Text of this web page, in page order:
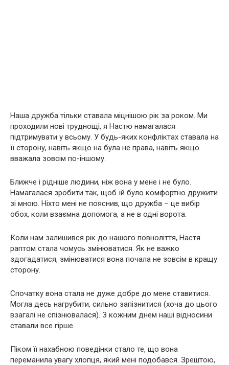
Наша дружба тільки ставала міцнішою рік за роком. Ми
проходили нові труднощі, я Настю намагалася
підтримувати у всьому. У будь-яких конфліктах ставала на
її сторону, навіть якщо на була не права, навіть якщо
вважала зовсім по-іншому.
Ближче і рідніше людини, ніж вона у мене і не було.
Намагалася зробити так, щоб їй було комфортно дружити
зі мною. Ніхто мені не пояснив, що дружба – це вибір
обох, коли взаємна допомога, а не в одні ворота.
Коли нам залишився рік до нашого повноліття, Настя
раптом стала чомусь змінюватися. Як не важко
здогадатися, змінюватися вона почала не зовсім в кращу
сторону.
Спочатку вона стала не дуже добре до мене ставитися.
Могла десь нагрубити, сильно запізнитися (хоча до цього
взагалі не спізнювалася). З кожним днем ​​наші відносини
ставали все гірше.
Піком її нахабною поведінки стало те, що вона
переманила увагу хлопця, який мені подобався. Зрештою,